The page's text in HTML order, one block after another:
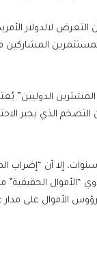
لالدولار
أدنى مستوى له في 19 عاما، ويشير صافي 17%
الدوليين”
الذي يجبر
إلا أن “إضراب
الحقيقية”
الأموال على